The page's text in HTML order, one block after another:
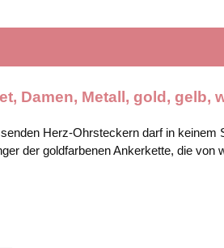
Damen, Metall, gold, gelb,
Herz-Ohrsteckern darf in
der goldfarbenen Ankerkette, die